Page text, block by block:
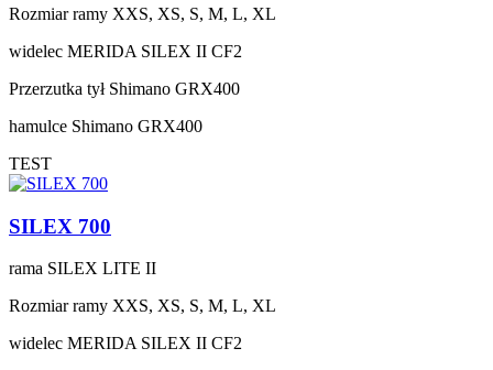
Rozmiar ramy XXS, XS, S, M, L, XL
widelec MERIDA SILEX II CF2
Przerzutka tył Shimano GRX400
hamulce Shimano GRX400
TEST
SILEX 700
rama SILEX LITE II
Rozmiar ramy XXS, XS, S, M, L, XL
widelec MERIDA SILEX II CF2